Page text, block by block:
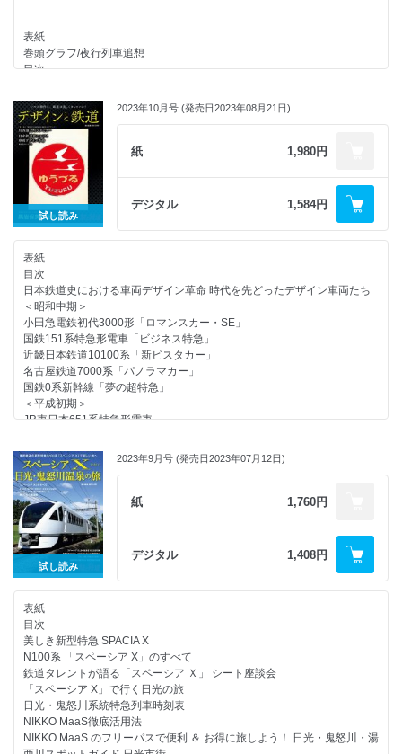
表紙
巻頭グラフ/夜行列車追想
目次
夜行列車クロニクル（１）1872～1945
寝台車ヒストリー（１）一般型客車
寝台車ヒストリー（2）10系客車
夜行列車クロニクル（2）1946～1960
寝台車ヒストリー（3）20系客車
夜行列車クロニクル（3）1961～1970
寝台車ヒストリー（4）581・583系電車
九州を横断 夜行鈍行1121列車の記憶 福田静二
夜行列車私的追想/「銀河」（佐藤 博）
寝台車ヒストリー（5）14系客車
寝台車ヒストリー（6）24系客車
夜行列車私的追想/「津軽」（松本典久）
夜行列車クロニクル（5）1981～1990
夜行列車私的追想/「利尻」（牧野和人）
夜行列車私的追想/「カートレイン九州」（松尾よしたか）
夜行列車私的追想/「銀河」（松原一己）
トレインマークの見かた（夜行列車編）
夜行列車クロニクル（6）1991～2000
寝台車ヒストリー（7）285系電車
夜行列車私的追想/「瀬戸」（木村嘉男）
夜行列車クロニクル（7）2001～2023
次号予告／奥付／バックナンバー
特別付録「懐かしの国鉄寝台特急ヘッドマーク」画像
試し読み
2023年10月号 (発売日2023年08月21日)
紙 1,980円
デジタル 1,584円
表紙
目次
日本鉄道史における車両デザイン革命 時代を先どったデザイン車両たち
＜昭和中期＞
小田急電鉄初代3000形「ロマンスカー・SE」
国鉄151系特急形電車「ビジネス特急」
近畿日本鉄道10100系「新ビスタカー」
名古屋鉄道7000系「パノラマカー」
国鉄0系新幹線「夢の超特急」
＜平成初期＞
JR東日本651系特急形電車
JR九州885系特急形電車
JR西日本500系新幹線
小田急電鉄10000形「ロマンスカー・HiSE」
近畿日本鉄道21000系「アーバンライナー」 ／東武鉄道100系「スペーシ
ア」
南海電鉄50000系「ラピート」
＜通勤・近郊電車 デザイン革命車両の系譜＞ “湘南顔”前面2枚窓スタイル
“東海形”パノラミックウインドウ
“非対称”貫通扉オフセット
＜まだある時代を先どったデザイン革命車両たち＞
生きつづける黒岩保美デザイン
鉄道の車体塗色を徹底検証
国内鉄道車両の塗色の変遷
国鉄色その深遠なる世界
国鉄色カタログ
JR地域色図鑑
私鉄各社の多彩なカラーリング
特別インタビュー／人と人のつながりを生み出す川西康之氏のデザイン
試し読み
2023年9月号 (発売日2023年07月12日)
紙 1,760円
デジタル 1,408円
表紙
目次
美しき新型特急 SPACIA X
N100系 「スペーシア X」のすべて
鉄道タレントが語る「スペーシア Ｘ」 シート座談会
「スペーシア X」で行く日光の旅
日光・鬼怒川系統特急列車時刻表
NIKKO MaaS徹底活用法
NIKKO MaaS のフリーパスで便利 ＆ お得に旅しよう！ 日光・鬼怒川・湯